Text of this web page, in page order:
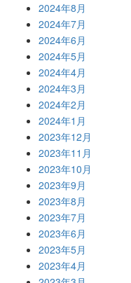
2024年8月
2024年7月
2024年6月
2024年5月
2024年4月
2024年3月
2024年2月
2024年1月
2023年12月
2023年11月
2023年10月
2023年9月
2023年8月
2023年7月
2023年6月
2023年5月
2023年4月